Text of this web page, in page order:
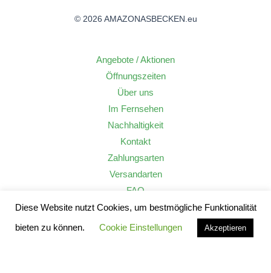
© 2026 AMAZONASBECKEN.eu
Angebote / Aktionen
Öffnungszeiten
Über uns
Im Fernsehen
Nachhaltigkeit
Kontakt
Zahlungsarten
Versandarten
FAQ
Widerrufsrecht
AGB
Diese Website nutzt Cookies, um bestmögliche Funktionalität
bieten zu können.
Cookie Einstellungen Akzeptieren